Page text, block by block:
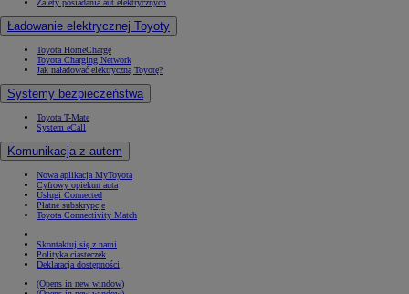
Ładowanie elektrycznej Toyoty
Toyota HomeCharge
Toyota Charging Network
Jak naładować elektryczną Toyotę?
Systemy bezpieczeństwa
Toyota T-Mate
System eCall
Komunikacja z autem
Nowa aplikacja MyToyota
Cyfrowy opiekun auta
Usługi Connected
Płatne subskrypcje
Toyota Connectivity Match
Skontaktuj się z nami
Polityka ciasteczek
Deklaracja dostępności
(Opens in new window)